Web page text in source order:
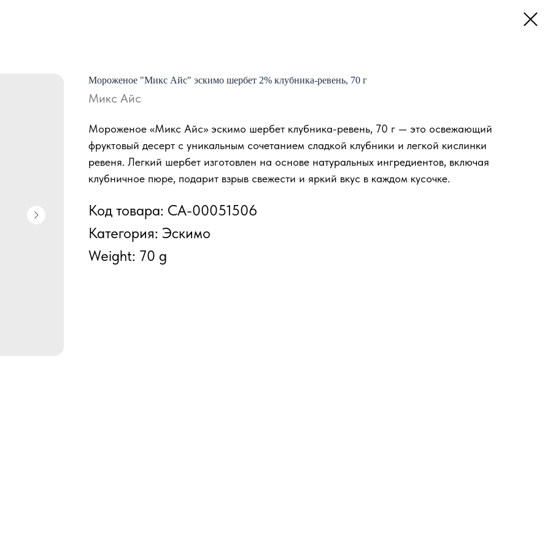
Мороженое "Микс Айс" эскимо шербет 2% клубника-ревень, 70 г
Микс Айс
Мороженое «Микс Айс» эскимо шербет клубника-ревень, 70 г — это освежающий
фруктовый десерт с уникальным сочетанием сладкой клубники и легкой кислинки
ревеня. Легкий шербет изготовлен на основе натуральных ингредиентов, включая
клубничное пюре, подарит взрыв свежести и яркий вкус в каждом кусочке.
Код товара: СА-00051506
Категория: Эскимо
Weight: 70 g